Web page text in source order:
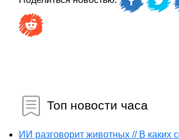
Топ новости часа
ИИ разговорит животных // В каких